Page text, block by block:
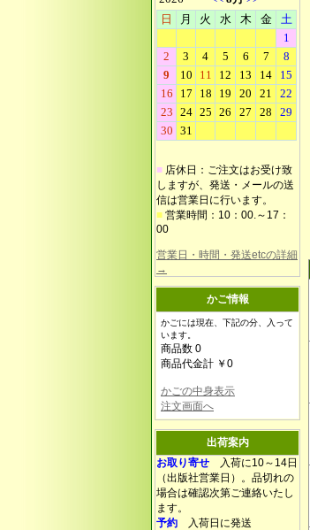
■ 店休日：ご注文はお受け致
しますが、発送・メールの送
信は営業日に行います。
■ 営業時間：10：00.～17：
00
営業日・時間・発送etcの詳細
→
かご情報
かごには現在、下記の分、入って
います。
商品数 0
商品代金計 ￥0
かごの中身表示
注文画面へ
出荷案内
お取り寄せ 入荷に10～14日
（出版社営業日）。品切れの
場合は確認次第ご連絡いたし
ます。
予約 入荷日に発送